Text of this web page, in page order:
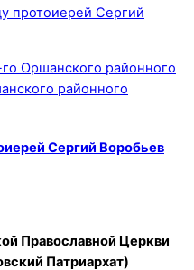
Оршанского районного
районного
Сергий Воробьев
Православной Церкви
Патриархат)